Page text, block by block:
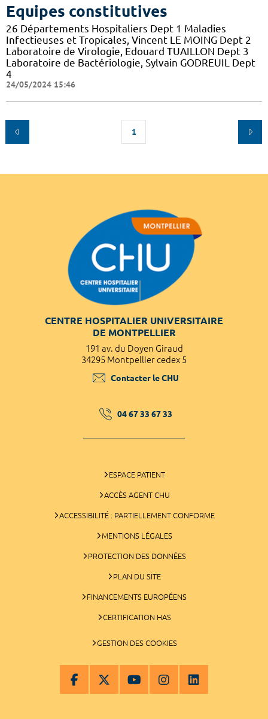
Equipes constitutives
26 Départements Hospitaliers Dept 1 Maladies
Infectieuses et Tropicales, Vincent LE MOING Dept 2
Laboratoire de Virologie, Edouard TUAILLON Dept 3
Laboratoire de Bactériologie, Sylvain GODREUIL Dept
4
24/05/2024 15:46
1
CENTRE HOSPITALIER UNIVERSITAIRE
DE MONTPELLIER
191 av. du Doyen Giraud
34295 Montpellier cedex 5
Contacter le CHU
04 67 33 67 33
ESPACE PATIENT
ACCÈS AGENT CHU
ACCESSIBILITÉ : PARTIELLEMENT CONFORME
MENTIONS LÉGALES
PROTECTION DES DONNÉES
PLAN DU SITE
FINANCEMENTS EUROPÉENS
CERTIFICATION HAS
GESTION DES COOKIES